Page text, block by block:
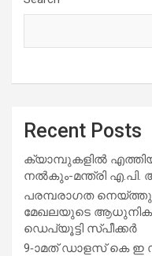
Recent Posts
ക്യാമ്പുകളിൽ
നൽകും-മന്ത്രി
പരമ്പരാഗത
മേഖലയുടെ
ഡെപ്യൂട്ടി സ്പീക്കർ
9-ാമത് ഡാളസ് കെ